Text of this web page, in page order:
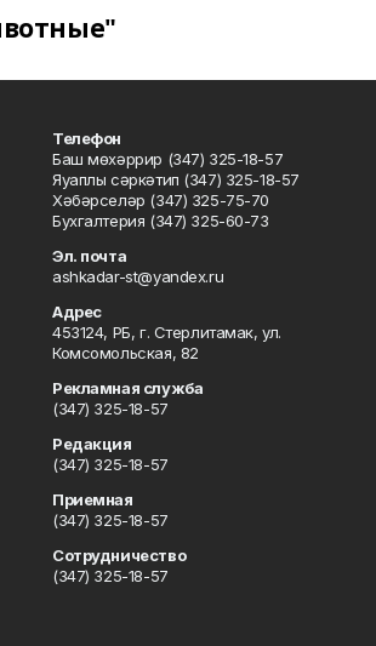
Телефон
Баш мөхәррир (347) 325-18-57
Яуаплы сәркәтип (347) 325-18-57
Хәбәрселәр (347) 325-75-70
Бухгалтерия (347) 325-60-73
Эл. почта
ashkadar-st@yandex.ru
Адрес
453124, РБ, г. Стерлитамак, ул.
Комсомольская, 82
Рекламная служба
(347) 325-18-57
Редакция
(347) 325-18-57
Приемная
(347) 325-18-57
Сотрудничество
(347) 325-18-57